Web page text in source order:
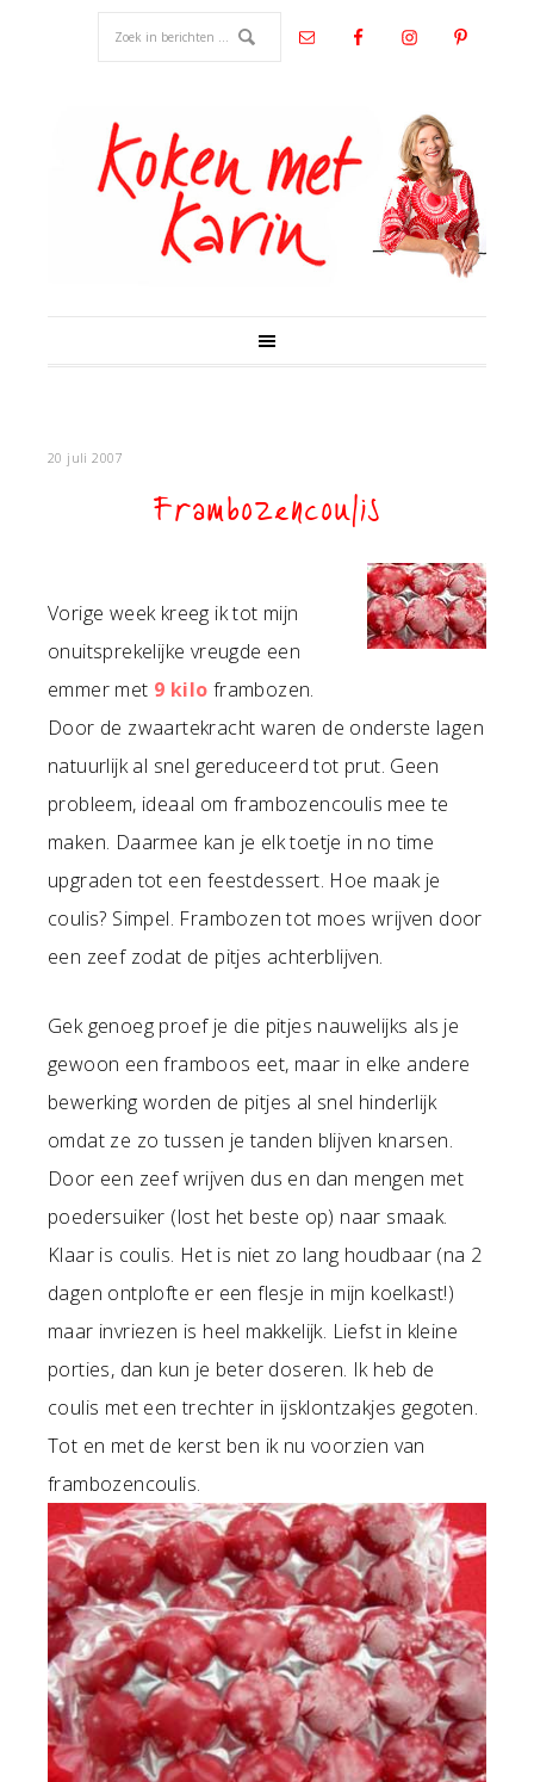
20 juli 2007
Frambozencoulis
Vorige week kreeg ik tot mijn
onuitsprekelijke vreugde een
emmer met 9 kilo frambozen.
Door de zwaartekracht waren de onderste lagen
natuurlijk al snel gereduceerd tot prut. Geen
probleem, ideaal om frambozencoulis mee te
maken. Daarmee kan je elk toetje in no time
upgraden tot een feestdessert. Hoe maak je
coulis? Simpel. Frambozen tot moes wrijven door
een zeef zodat de pitjes achterblijven.
Gek genoeg proef je die pitjes nauwelijks als je
gewoon een framboos eet, maar in elke andere
bewerking worden de pitjes al snel hinderlijk
omdat ze zo tussen je tanden blijven knarsen.
Door een zeef wrijven dus en dan mengen met
poedersuiker (lost het beste op) naar smaak.
Klaar is coulis. Het is niet zo lang houdbaar (na 2
dagen ontplofte er een flesje in mijn koelkast!)
maar invriezen is heel makkelijk. Liefst in kleine
porties, dan kun je beter doseren. Ik heb de
coulis met een trechter in ijsklontzakjes gegoten.
Tot en met de kerst ben ik nu voorzien van
frambozencoulis.